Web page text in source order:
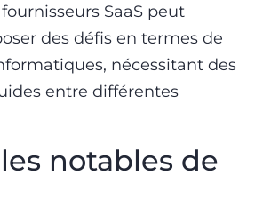
SaaS peut
des défis en termes de
nécessitant des
entre différentes
notables de